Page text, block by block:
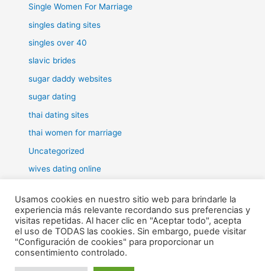
Single Women For Marriage
singles dating sites
singles over 40
slavic brides
sugar daddy websites
sugar dating
thai dating sites
thai women for marriage
Uncategorized
wives dating online
Todos los derechos © 2026 RHE | Funciona gracias a
Usamos cookies en nuestro sitio web para brindarle la
experiencia más relevante recordando sus preferencias y
visitas repetidas. Al hacer clic en "Aceptar todo", acepta
el uso de TODAS las cookies. Sin embargo, puede visitar
"Configuración de cookies" para proporcionar un
consentimiento controlado.